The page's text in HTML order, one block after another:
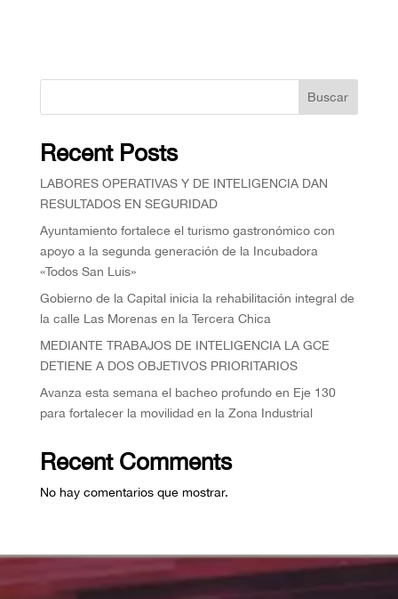
Buscar
Recent Posts
⁠LABORES OPERATIVAS Y DE INTELIGENCIA DAN
RESULTADOS EN SEGURIDAD
Ayuntamiento fortalece el turismo gastronómico con
apoyo a la segunda generación de la Incubadora
«Todos San Luis»
Gobierno de la Capital inicia la rehabilitación integral de
la calle Las Morenas en la Tercera Chica
MEDIANTE TRABAJOS DE INTELIGENCIA LA GCE
DETIENE A DOS OBJETIVOS PRIORITARIOS
Avanza esta semana el bacheo profundo en Eje 130
para fortalecer la movilidad en la Zona Industrial
Recent Comments
No hay comentarios que mostrar.